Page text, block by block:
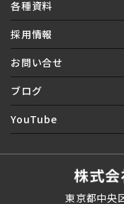
各種資料
納入品図面表紙
注文書
自己制御ヒータ問合
漏洩検査機器定期点
採用情報
お問い合せ
ブログ
YouTube
東京都中央